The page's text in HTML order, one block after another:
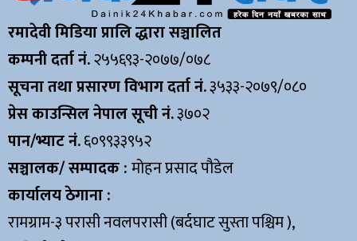
रमादेवी मिडिया प्रालि द्धारा सञ्चालित
कम्पनी दर्ता नं.२५५६९३-२०७७/०७८
सूचना तथा प्रसारण विभाग दर्ता नं.३५३३-२०७९/०८०
प्रेस काउन्सिल नेपाल सूची नं.३७०२
पान/भ्याट नं.६०९९३३९५२
सञ्चालक/ सम्पादक :मोहन प्रसाद पौडेल
कार्यालय ठेगाना :
रामग्राम-३ परासी नवलपरासी (बर्दघाट सुस्ता पश्चिम ),